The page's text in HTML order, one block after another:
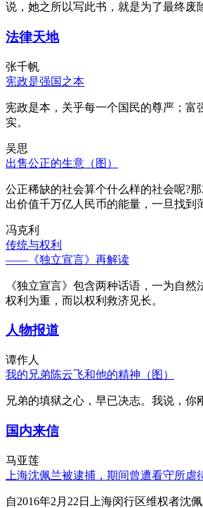
说，她之所以写此书，就是为了最终废
法律天地
张千帆
宪政是强国之本
宪政是本，关乎每一个国民的尊严；
实。
吴思
出售公正的生意（图）
公正稀缺的社会算个什么样的社会呢?
出价值千万亿人民币的能量，一旦找到
冯克利
传统与权利
——《独立宣言》再解读
《独立宣言》包含两种话语，一为自
权利为重，而以权利救济见长。
人物报道
谭作人
我的兄弟陈云飞和他的精神（图）
兄弟的填狱之心，早已决志。我说，
国内来信
马亚莲
上海沈佩兰被逮捕，期间曾遭看守所虐
自2016年2月22日上海闵行区维权者沈